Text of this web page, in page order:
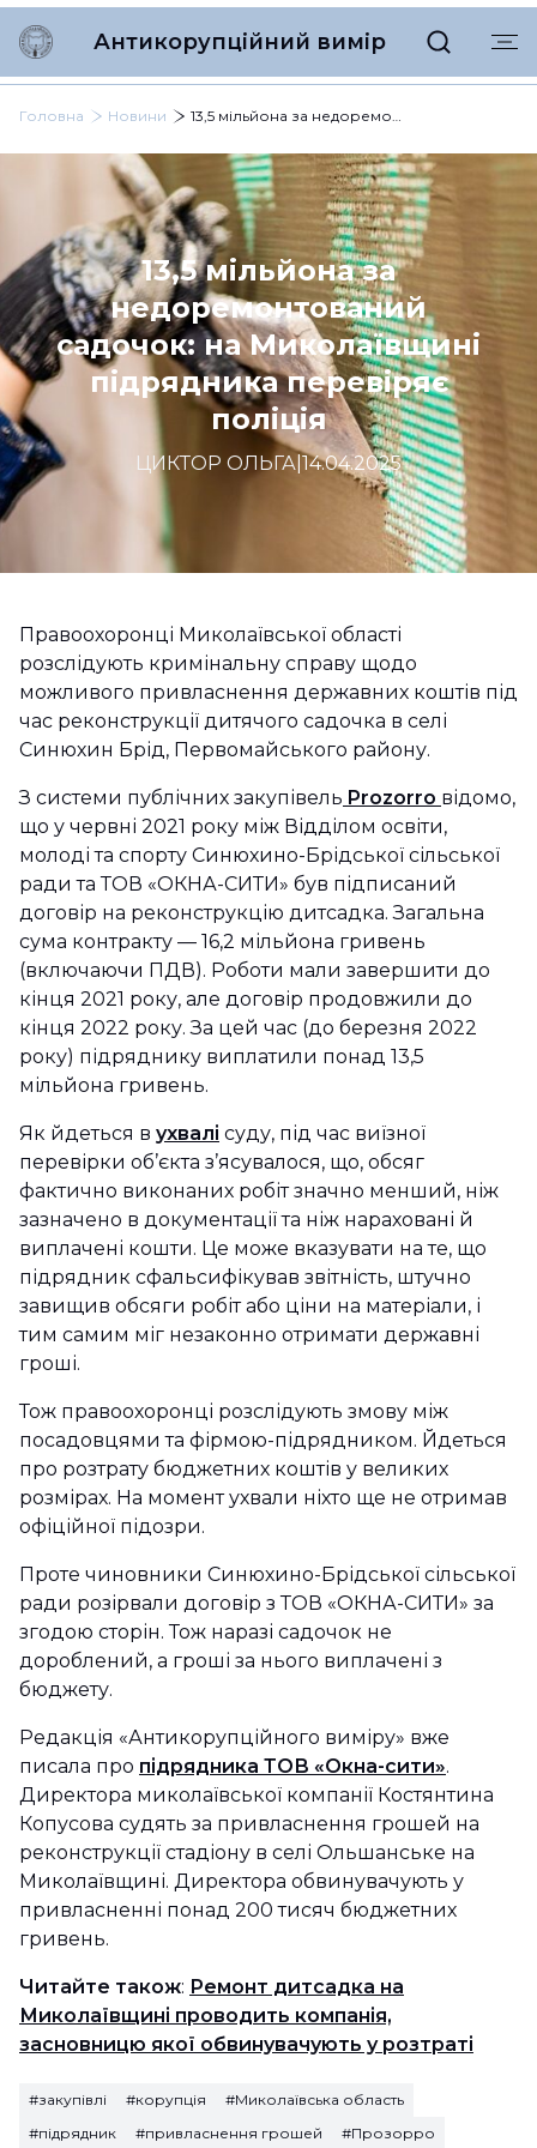
Антикорупційний вимір
Головна Новини 13,5 мільйона за недоремонтований садочок: на Миколаївщині підрядника перевіряє поліція
13,5 мільйона за
недоремонтований
садочок: на Миколаївщині
підрядника перевіряє
поліція
ЦИКТОР ОЛЬГА 14.04.2025
Правоохоронці Миколаївської області
розслідують кримінальну справу щодо
можливого привласнення державних коштів під
час реконструкції дитячого садочка в селі
Синюхин Брід, Первомайського району.
З системи публічних закупівель Prozorro відомо,
що у червні 2021 року між Відділом освіти,
молоді та спорту Синюхино-Брідської сільської
ради та ТОВ «ОКНА-СИТИ» був підписаний
договір на реконструкцію дитсадка. Загальна
сума контракту — 16,2 мільйона гривень
(включаючи ПДВ). Роботи мали завершити до
кінця 2021 року, але договір продовжили до
кінця 2022 року. За цей час (до березня 2022
року) підряднику виплатили понад 13,5
мільйона гривень.
Як йдеться в ухвалі суду, під час виїзної
перевірки об’єкта з’ясувалося, що, обсяг
фактично виконаних робіт значно менший, ніж
зазначено в документації та ніж нараховані й
виплачені кошти. Це може вказувати на те, що
підрядник сфальсифікував звітність, штучно
завищив обсяги робіт або ціни на матеріали, і
тим самим міг незаконно отримати державні
гроші.
Тож правоохоронці розслідують змову між
посадовцями та фірмою-підрядником. Йдеться
про розтрату бюджетних коштів у великих
розмірах. На момент ухвали ніхто ще не отримав
офіційної підозри.
Проте чиновники Синюхино-Брідської сільської
ради розірвали договір з ТОВ «ОКНА-СИТИ» за
згодою сторін. Тож наразі садочок не
дороблений, а гроші за нього виплачені з
бюджету.
Редакція «Антикорупційного виміру» вже
писала про підрядника ТОВ «Окна-сити».
Директора миколаївської компанії Костянтина
Копусова судять за привласнення грошей на
реконструкції стадіону в селі Ольшанське на
Миколаївщині. Директора обвинувачують у
привласненні понад 200 тисяч бюджетних
гривень.
Читайте також: Ремонт дитсадка на
Миколаївщині проводить компанія,
засновницю якої обвинувачують у розтраті
#закупівлі #корупція
#Миколаївська область
#підрядник
#привласнення грошей #Прозорро